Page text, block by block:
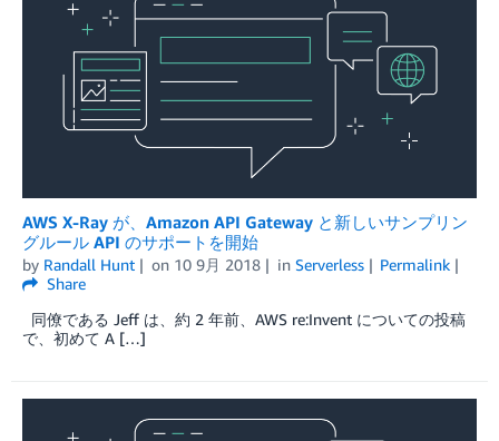
AWS X-Ray が、Amazon API Gateway と新しいサンプリン
グルール API のサポートを開始
by Randall Hunt on 10 9月 2018 in Serverless
Permalink
Share
同僚である Jeff は、約 2 年前、AWS re:Invent についての投稿
で、初めて A […]